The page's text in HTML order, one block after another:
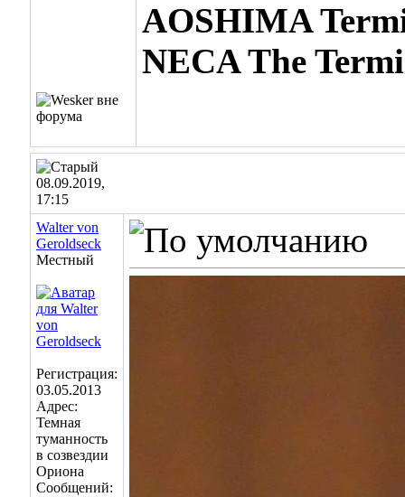
AOSHIMA
NECA The
08.09.2019,
17:15
Walter von
Geroldseck
Местный
Регистрация:
03.05.2013
Адрес:
Темная
туманность
в созвездии
Ориона
Сообщений: